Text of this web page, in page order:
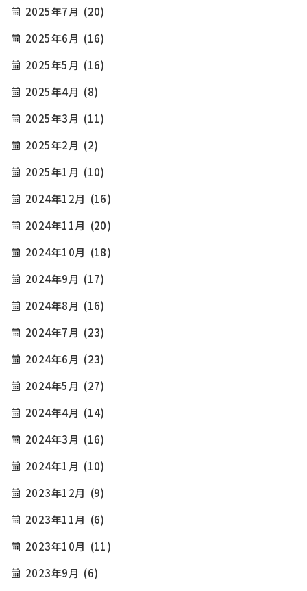
2025年7月 (20)
2025年6月 (16)
2025年5月 (16)
2025年4月 (8)
2025年3月 (11)
2025年2月 (2)
2025年1月 (10)
2024年12月 (16)
2024年11月 (20)
2024年10月 (18)
2024年9月 (17)
2024年8月 (16)
2024年7月 (23)
2024年6月 (23)
2024年5月 (27)
2024年4月 (14)
2024年3月 (16)
2024年1月 (10)
2023年12月 (9)
2023年11月 (6)
2023年10月 (11)
2023年9月 (6)